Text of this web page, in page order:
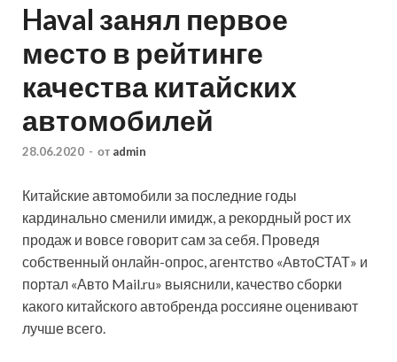
Haval занял первое
место в рейтинге
качества китайских
автомобилей
28.06.2020 - от admin
Китайские автомобили за последние годы
кардинально сменили имидж, а рекордный рост их
продаж и вовсе говорит сам за себя. Проведя
собственный онлайн-опрос, агентство «АвтоСТАТ» и
портал «Авто Mail.ru» выяснили, качество сборки
какого китайского автобренда россиянеоценивают
лучше всего.